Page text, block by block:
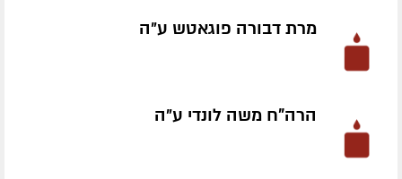
מרת דבורה פוגאטש ע״ה
הרה"ח משה לונדי ע״ה